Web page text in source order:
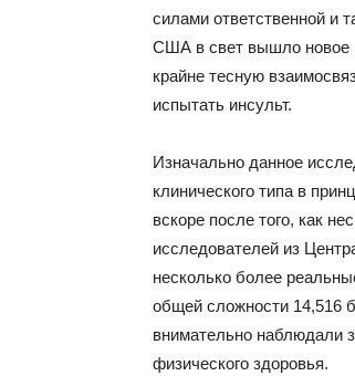
силами ответственной и
США в свет вышло новое
крайне тесную
испытать инсульт.
Изначально данное
клинического типа в
вскоре после того, как
исследователей из
несколько более
общей сложности 14,516
внимательно наблюдали
физического здоровья.